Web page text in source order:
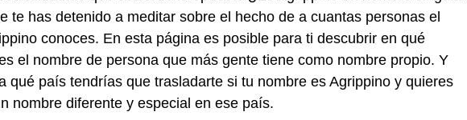
te has detenido a meditar sobre el hecho de a cuantas personas el
conoces. En esta página es posible para ti descubrir en qué
el nombre de persona que más gente tiene como nombre propio. Y
qué país tendrías que trasladarte si tu nombre es Agrippino y quieres
nombre diferente y especial en ese país.